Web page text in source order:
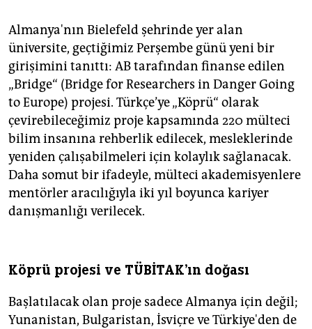
Almanya'nın Bielefeld şehrinde yer alan
üniversite, geçtiğimiz Perşembe günü yeni bir
girişimini tanıttı: AB tarafından finanse edilen
„Bridge“ (Bridge for Researchers in Danger Going
to Europe) projesi. Türkçe’ye „Köprü“ olarak
çevirebileceğimiz proje kapsamında 220 mülteci
bilim insanına rehberlik edilecek, mesleklerinde
yeniden çalışabilmeleri için kolaylık sağlanacak.
Daha somut bir ifadeyle, mülteci akademisyenlere
mentörler aracılığıyla iki yıl boyunca kariyer
danışmanlığı verilecek.
Köprü projesi ve TÜBİTAK'ın doğası
Başlatılacak olan proje sadece Almanya için değil;
Yunanistan, Bulgaristan, İsviçre ve Türkiye'den de